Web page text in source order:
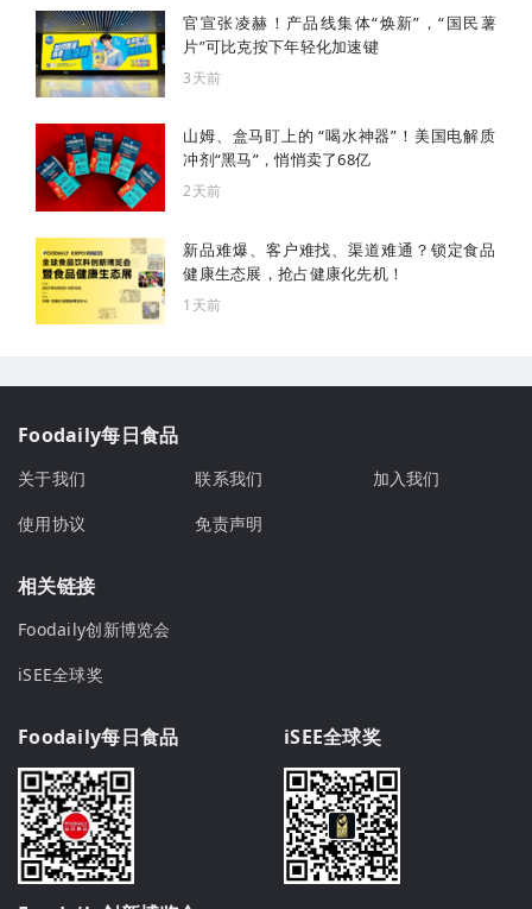
官宣张凌赫！产品线集体“焕新”，“国民薯
片”可比克按下年轻化加速键
3天前
山姆、盒马盯上的 “喝水神器”！美国电解质
冲剂“黑马”，悄悄卖了68亿
2天前
新品难爆、客户难找、渠道难通？锁定食品
健康生态展，抢占健康化先机！
1天前
Foodaily每日食品
关于我们 联系我们
加入我们
使用协议
免责声明
相关链接
Foodaily创新博览会
iSEE全球奖
Foodaily每日食品 iSEE全球奖